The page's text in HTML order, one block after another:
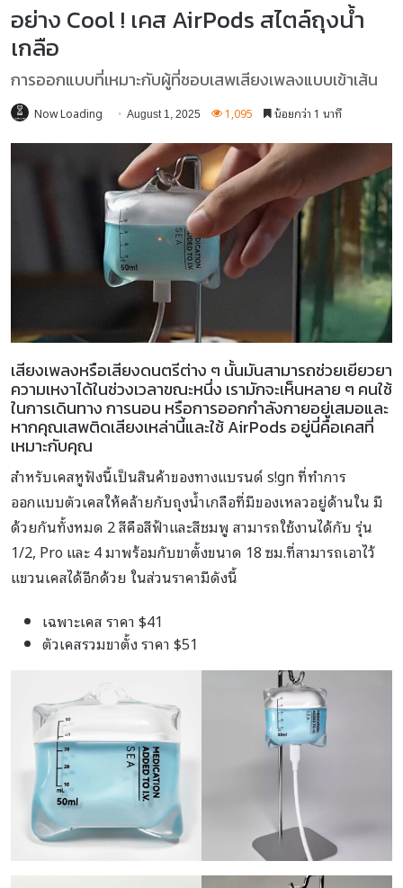
อย่าง Cool ! เคส AirPods สไตล์ถุงน้ำ
เกลือ
การออกแบบที่เหมาะกับผู้ที่ชอบเสพเสียงเพลงแบบเข้าเส้น
Now Loading August 1, 2025 1,095 น้อยกว่า 1 นาที
เสียงเพลงหรือเสียงดนตรีต่าง ๆ นั้นมันสามารถช่วยเยียวยา
ความเหงาได้ในช่วงเวลาขณะหนึ่ง เรามักจะเห็นหลาย ๆ คนใช้
ในการเดินทาง การนอน หรือการออกกำลังกายอยู่เสมอและ
หากคุณเสพติดเสียงเหล่านี้และใช้ AirPods อยู่นี่คือเคสที่
เหมาะกับคุณ
สำหรับเคสหูฟังนี้เป็นสินค้าของทางแบรนด์ s!gn ที่ทำการ
ออกแบบตัวเคสให้คล้ายกับถุงน้ำเกลือที่มีของเหลวอยู่ด้านใน มี
ด้วยกันทั้งหมด 2 สีคือสีฟ้าและสีชมพู สามารถใช้งานได้กับ รุ่น
1/2, Pro และ 4 มาพร้อมกับขาตั้งขนาด 18 ซม.ที่สามารถเอาไว้
แขวนเคสได้อีกด้วย ในส่วนราคามีดังนี้
เฉพาะเคส ราคา $41
ตัวเคสรวมขาตั้ง ราคา $51